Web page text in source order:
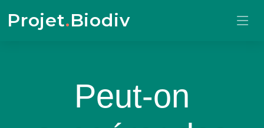
Projet.Biodiv
Peut-on